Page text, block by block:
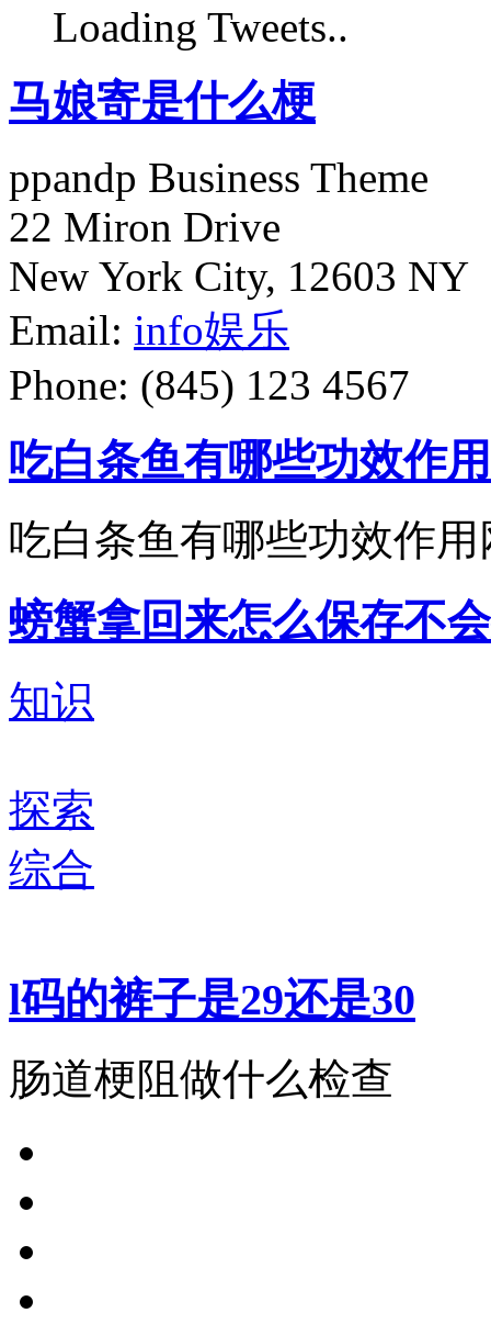
Loading Tweets..
马娘寄是什么梗
ppandp Business Theme
22 Miron Drive
New York City, 12603 NY
Email: info娱乐
Phone: (845) 123 4567
吃白条鱼有哪些功效作用
吃白条鱼有哪些功效作
螃蟹拿回来怎么保存不
知识
探索
综合
l码的裤子是29还是30
肠道梗阻做什么检查